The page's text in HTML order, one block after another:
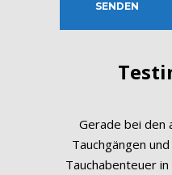
Gerade bei den
Tauchgängen
Tauchabenteuer